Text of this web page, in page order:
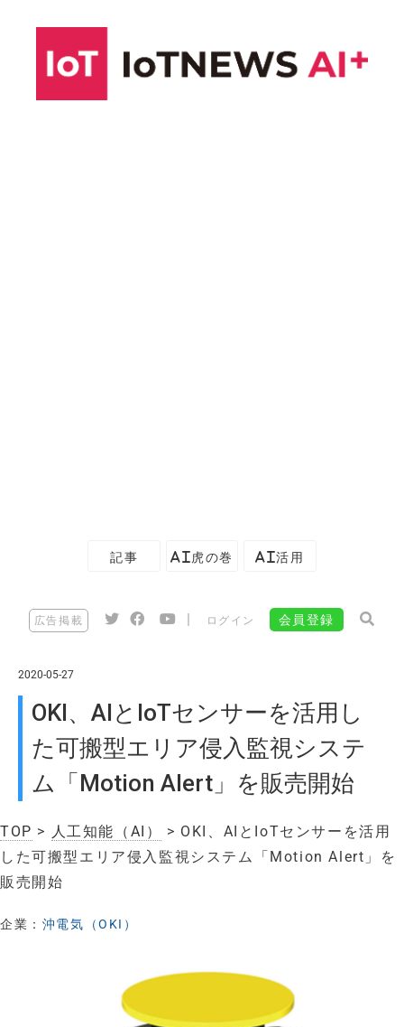
記事 AI虎の巻 AI活用
広告掲載 ログイン 会員登録
2020-05-27
OKI、AIとIoTセンサーを活用し
た可搬型エリア侵入監視システ
ム「Motion Alert」を販売開始
TOP > 人工知能（AI）
> OKI、AIとIoTセンサーを活用
した可搬型エリア侵入監視システム「Motion Alert」を
販売開始
企業： 沖電気（OKI）